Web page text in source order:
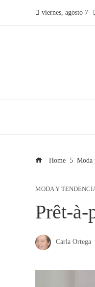
viernes, agosto 7
Home Moda
MODA Y
Prêt-à-
Carla Ortega